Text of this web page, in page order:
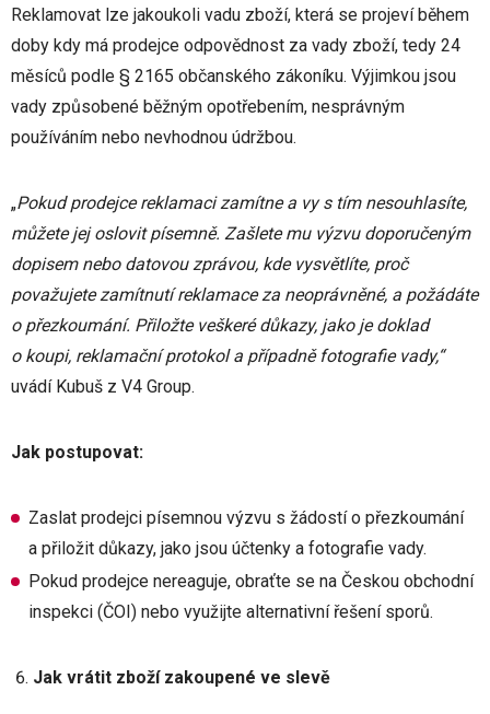
Reklamovat lze jakoukoli vadu zboží, která se projeví během
doby kdy má prodejce odpovědnost za vady zboží, tedy 24
měsíců podle § 2165 občanského zákoníku. Výjimkou jsou
vady způsobené běžným opotřebením, nesprávným
používáním nebo nevhodnou údržbou.
„Pokud prodejce reklamaci zamítne a vy s tím nesouhlasíte,
můžete jej oslovit písemně. Zašlete mu výzvu doporučeným
dopisem nebo datovou zprávou, kde vysvětlíte, proč
považujete zamítnutí reklamace za neoprávněné, a požádáte
o přezkoumání. Přiložte veškeré důkazy, jako je doklad
o koupi, reklamační protokol a případně fotografie vady,“
uvádí Kubuš z V4 Group.
Jak postupovat:
Zaslat prodejci písemnou výzvu s žádostí o přezkoumání
a přiložit důkazy, jako jsou účtenky a fotografie vady.
Pokud prodejce nereaguje, obraťte se na Českou obchodní
inspekci (ČOI) nebo využijte alternativní řešení sporů.
Jak vrátit zboží zakoupené ve slevě